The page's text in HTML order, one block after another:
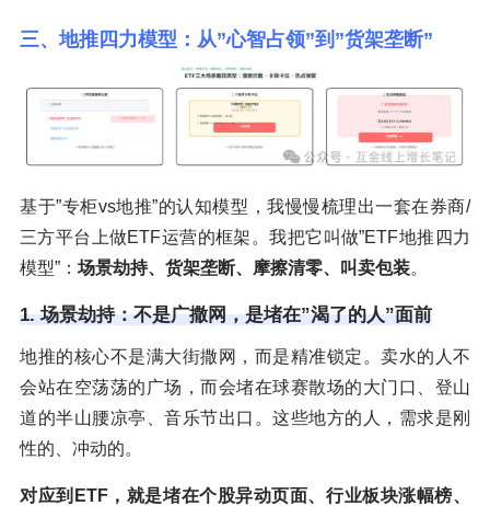
三、地推四力模型：从”心智占领”到”货架垄断”
基于”专柜vs地推”的认知模型，我慢慢梳理出一套在券商/
三方平台上做ETF运营的框架。我把它叫做”ETF地推四力
模型”： 场景劫持、货架垄断、摩擦清零、叫卖包装。
1. 场景劫持：不是广撒网，是堵在”渴了的人”面前
地推的核心不是满大街撒网，而是精准锁定。卖水的人不
会站在空荡荡的广场，而会堵在球赛散场的大门口、登山
道的半山腰凉亭、音乐节出口。这些地方的人，需求是刚
性的、冲动的。
对应到ETF，就是堵在个股异动页面、行业板块涨幅榜、